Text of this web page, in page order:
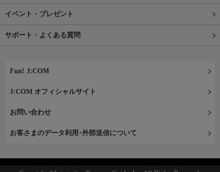
イベント・プレゼント
サポート・よくある質問
Fun! J:COM
J:COM オフィシャルサイト
お問い合わせ
お客さまのデータ利用･外部送信について